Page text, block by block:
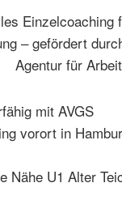
Einzelcoaching
– gefördert
Agentur für
mit AVGS
vorort in
Nähe U1 Alter